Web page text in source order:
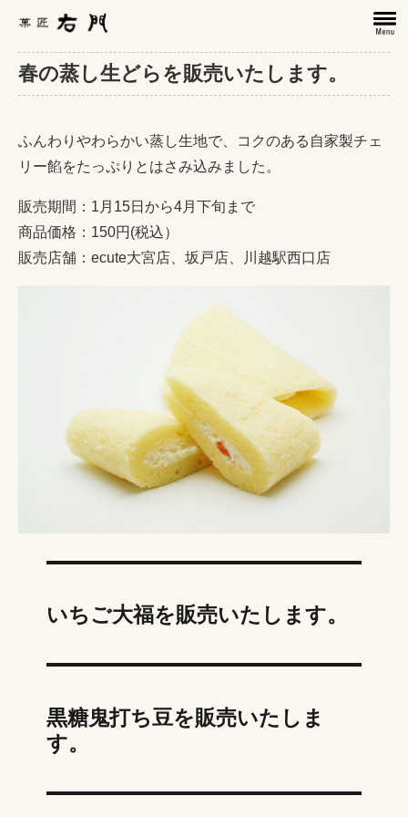
春の蒸し生どらを販売いたします。
ふんわりやわらかい蒸し生地で、コクのある自家製チェ
リー餡をたっぷりとはさみ込みました。
販売期間：1月15日から4月下旬まで
商品価格：150円(税込）
販売店舗：ecute大宮店、坂戸店、川越駅西口店
いちご大福を販売いたします。
黒糖鬼打ち豆を販売いたしま
す。